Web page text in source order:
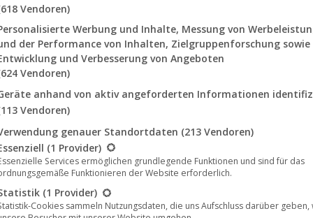
in Deutschland auf DVD und
in diesem Jahr bereits
Film ‚Die wahre Schönheit‘, der unter dem englischen Titel ‚
Vendoren)
Werbung und Inhalte, Messung von
der Performance von Inhalten, Zielgruppenforschung sowie
und Verbesserung von Angeboten
Vendoren)
anhand von aktiv angeforderten Informationen
Vendoren)
genauer Standortdaten (213 Vendoren)
eine Liste der Service-Gruppen, für die eine Einwilligung
(1 Provider)
Services ermöglichen grundlegende Funktionen und sind für das
Funktionieren der Website erforderlich.
(1 Provider)
Cookies sammeln Nutzungsdaten, die uns Aufschluss darüber geben,